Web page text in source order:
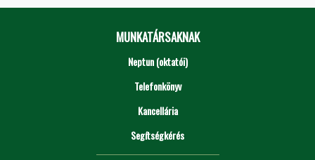
MUNKATÁRSAKNAK
Neptun (oktatói)
Telefonkönyv
Kancellária
Segítségkérés